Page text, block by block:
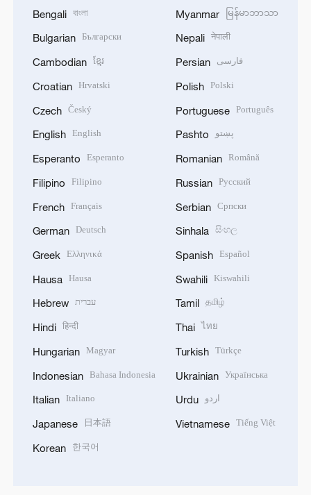
Bengali বাংলা
Bulgarian Български
Cambodian ខ្មែរ
Croatian Hrvatski
Czech Český
English English
Esperanto Esperanto
Filipino Filipino
French Français
German Deutsch
Greek Ελληνικά
Hausa Hausa
Hebrew עברית
Hindi हिन्दी
Hungarian Magyar
Indonesian Bahasa Indonesia
Italian Italiano
Japanese 日本語
Korean 한국어
Myanmar မြန်မာဘာသာ
Nepali नेपाली
Persian فارسی
Polish Polski
Portuguese Português
Pashto پښتو
Romanian Română
Russian Русский
Serbian Српски
Sinhala සිංහල
Spanish Español
Swahili Kiswahili
Tamil தமிழ்
Thai ไทย
Turkish Türkçe
Ukrainian Українська
Urdu اردو
Vietnamese Tiếng Việt